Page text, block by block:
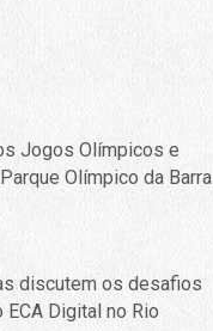
Jogos Olímpicos e
Olímpico da Barra
discutem os desafios
Digital no Rio